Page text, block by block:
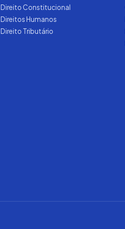
Direito Constitucional
Direitos Humanos
Direito Tributário